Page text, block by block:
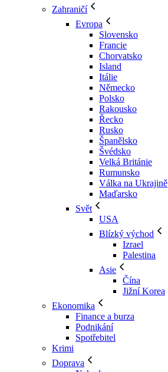
Zahraničí
Evropa
Slovensko
Francie
Chorvatsko
Island
Itálie
Německo
Polsko
Rakousko
Řecko
Rusko
Španělsko
Švédsko
Velká Británie
Rumunsko
Válka na Ukrajině
Maďarsko
Svět
USA
Blízký východ
Izrael
Palestina
Asie
Čína
Jižní Korea
Ekonomika
Finance a burza
Podnikání
Spotřebitel
Krimi
Doprava